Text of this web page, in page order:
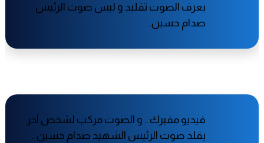
يعرف الصوت تقليد و ليس صوت الرئيس
صدام حسين.
فيديو مفبرك .. و الصوت مركب لشخص آخر
يقلد صوت الرئيس الشهيد صدام حسين ..